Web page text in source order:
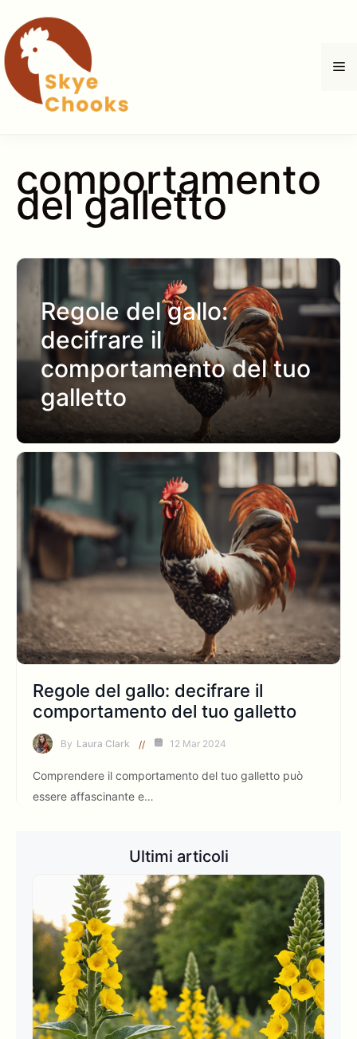
contenuto
comportamento
del galletto
Regole del gallo:
decifrare il
comportamento del tuo
galletto
Regole del gallo: decifrare il
comportamento del tuo galletto
By Laura Clark 12 Mar 2024
Comprendere il comportamento del tuo galletto può
essere affascinante e…
Ultimi articoli